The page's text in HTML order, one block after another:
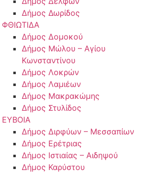
Δήμος Δωρίδος
ΦΘΙΩΤΙΔΑ
Δήμος Δομοκού
Δήμος Μώλου – Αγίου
Κωνσταντίνου
Δήμος Λοκρών
Δήμος Λαμιέων
Δήμος Μακρακώμης
Δήμος Στυλίδος
ΕΥΒΟΙΑ
Δήμος Διρφύων – Μεσσαπίων
Δήμος Ερέτριας
Δήμος Ιστιαίας – Αιδηψού
Δήμος Καρύστου